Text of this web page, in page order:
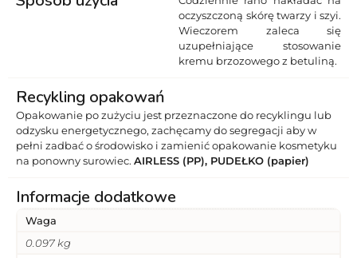
oczyszczoną skórę twarzy i szyi.
Wieczorem zaleca się
uzupełniające stosowanie
kremu brzozowego z betuliną.
Recykling opakowań
Opakowanie po zużyciu jest przeznaczone do recyklingu lub
odzysku energetycznego, zachęcamy do segregacji aby w
pełni zadbać o środowisko i zamienić opakowanie kosmetyku
na ponowny surowiec. AIRLESS (PP), PUDEŁKO (papier)
Informacje dodatkowe
Waga
0.097 kg